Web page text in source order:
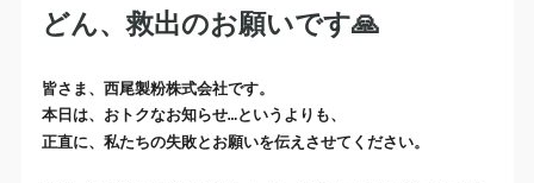
どん、救出のお願いです🙏
皆さま、西尾製粉株式会社です。
本日は、おトクなお知らせ…というよりも、
正直に、私たちの失敗とお願いを伝えさせてください。